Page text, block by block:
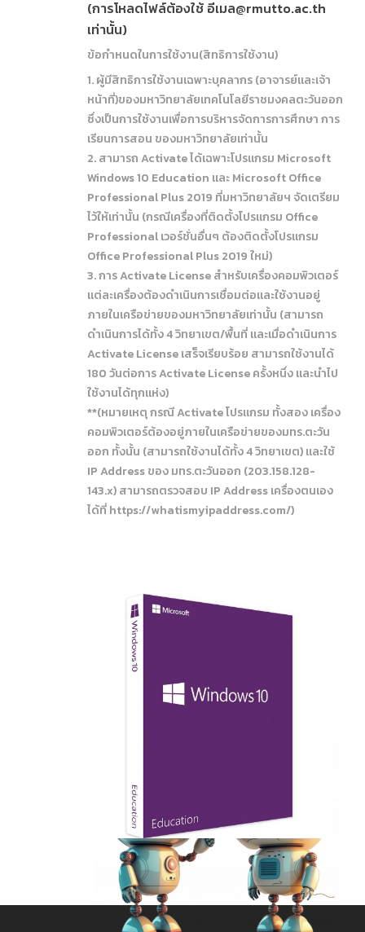
(การโหลดไฟล์ต้องใช้ อีเมล@rmutto.ac.th
เท่านั้น)
ข้อกำหนดในการใช้งาน(สิทธิการใช้งาน)
1. ผู้มีสิทธิการใช้งานเฉพาะบุคลากร (อาจารย์และเจ้า
หน้าที่)ของมหาวิทยาลัยเทคโนโลยีราชมงคลตะวันออก
ซึ่งเป็นการใช้งานเพื่อการบริหารจัดการการศึกษา การ
เรียนการสอน ของมหาวิทยาลัยเท่านั้น
2. สามารถ Activate ได้เฉพาะโปรแกรม Microsoft
Windows 10 Education และ Microsoft Office
Professional Plus 2019 ที่มหาวิทยาลัยฯ จัดเตรียม
ไว้ให้เท่านั้น (กรณีเครื่องที่ติดตั้งโปรแกรม Office
Professional เวอร์ชั่นอื่นๆ ต้องติดตั้งโปรแกรม
Office Professional Plus 2019 ใหม่)
3. การ Activate License สำหรับเครื่องคอมพิวเตอร์
แต่ละเครื่องต้องดำเนินการเชื่อมต่อและใช้งานอยู่
ภายในเครือข่ายของมหาวิทยาลัยเท่านั้น (สามารถ
ดำเนินการได้ทั้ง 4 วิทยาเขต/พื้นที่ และเมื่อดำเนินการ
Activate License เสร็จเรียบร้อย สามารถใช้งานได้
180 วันต่อการ Activate License ครั้งหนึ่ง และนำไป
ใช้งานได้ทุกแห่ง)
**(หมายเหตุ กรณี Activate โปรแกรม ทั้งสอง เครื่อง
คอมพิวเตอร์ต้องอยู่ภายในเครือข่ายของมทร.ตะวัน
ออก ทั้งนั้น (สามารถใช้งานได้ทั้ง 4 วิทยาเขต) และใช้
IP Address ของ มทร.ตะวันออก (203.158.128-
143.x) สามารถตรวจสอบ IP Address เครื่องตนเอง
ได้ที่https://whatismyipaddress.com/)